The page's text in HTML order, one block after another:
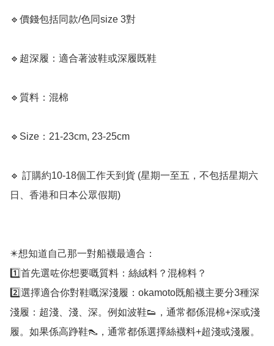
🔹價錢包括同款/色同size 3對
🔹超深履：適合著波鞋或深履既鞋
🔹質料：混棉
🔹Size：21-23cm, 23-25cm
🔹 訂購約10-18個工作天到貨 (星期一至五，不包括星期六
日、香港和日本公眾假期)
✴️想知道自己那一對船襪最適合：
1️⃣首先選咗你想要嘅質料：絲絨料？混棉料？
2️⃣選擇適合你對鞋嘅深淺履：okamoto既船襪主要分3種深
淺履：超淺、淺、深。例如波鞋👟，通常都係混棉+深或淺
履。如果係高踭鞋👠，通常都係選擇絲襪料+超淺或淺履。